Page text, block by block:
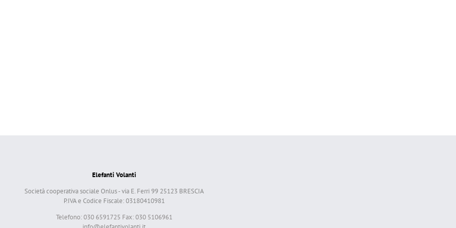
Elefanti Volanti
Società cooperativa sociale Onlus - via E. Ferri 99 25123 BRESCIA
P.IVA e Codice Fiscale: 03180410981
Telefono: 030 6591725 Fax: 030 5106961